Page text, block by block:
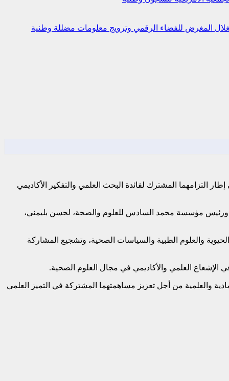
المغرض للفضاء الرقمي وترويج معلومات مضللة وطنية
التزامهما المشترك لفائدة البحث العلمي والتفكير الأكاديمي
ورئيس مؤسسة محمد السادس للعلوم والصحة، لحسن بليمني،
والعلوم الطبية والسياسات الصحية، وتشجيع المشاركة
الإشعاع العلمي والأكاديمي في مجال العلوم الصحية.
والعلمية من أجل تعزيز مساهمتهما المشتركة في التميز العلمي